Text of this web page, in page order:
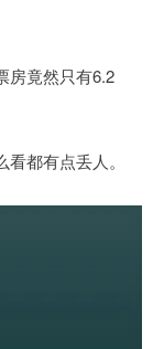
房竟然只有6.2
都有点丢人。